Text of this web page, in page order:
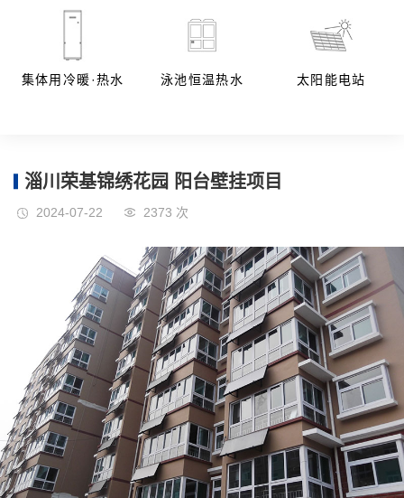
集体用冷暖·热水 泳池恒温热水 太阳能电站
淄川荣基锦绣花园 阳台壁挂项目
2024-07-22 2373 次